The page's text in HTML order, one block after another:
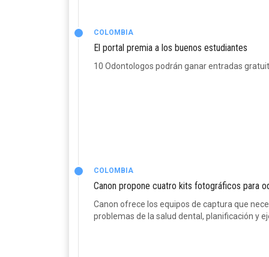
COLOMBIA
El portal premia a los buenos estudiantes
10 Odontologos podrán ganar entradas
COLOMBIA
Canon propone cuatro kits fotográficos para
Canon ofrece los equipos de captura que
problemas de la salud dental, planificación y